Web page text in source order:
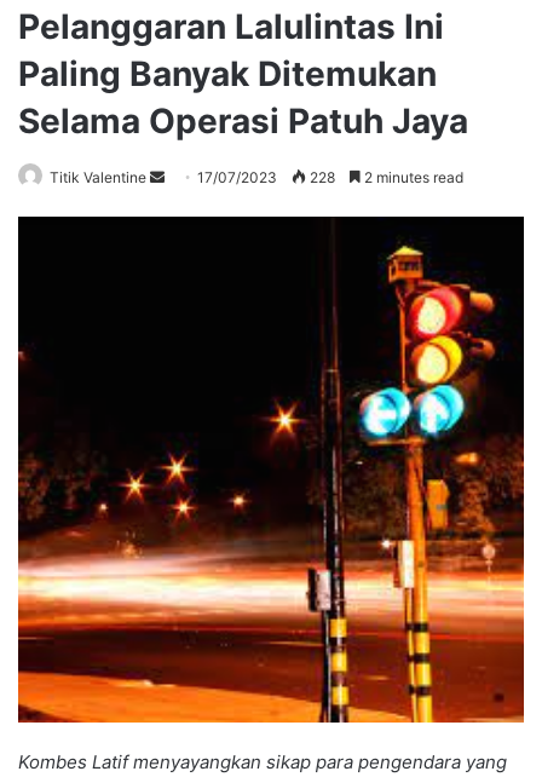
Pelanggaran Lalulintas Ini
Paling Banyak Ditemukan
Selama Operasi Patuh Jaya
Titik Valentine
Send17/07/2023 228 2 minutes read
Kombes Latif menyayangkan sikap para pengendara yang